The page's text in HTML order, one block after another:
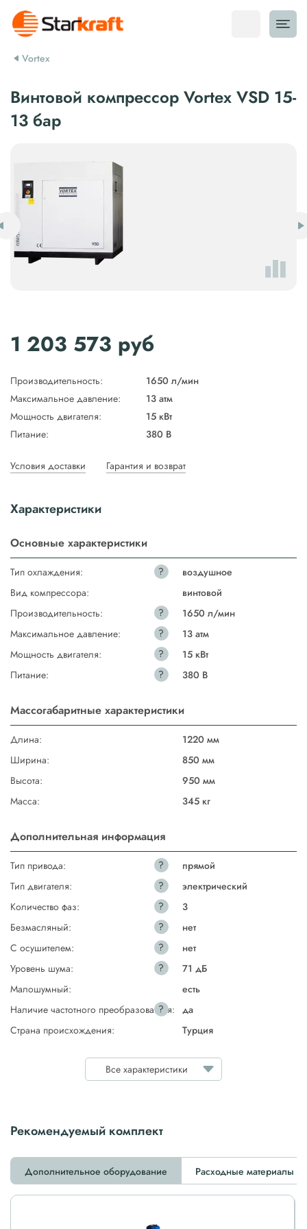
Vortex
Винтовой компрессор Vortex VSD 15-
13 бар
1 203 573 руб
Производительность:
1650 л/мин
Максимальное давление:
13 атм
Мощность двигателя:
15 кВт
Питание:
380 В
Условия доставки Гарантия и возврат
Характеристики
Основные характеристики
Тип охлаждения: ?
воздушное
Вид компрессора:
винтовой
Производительность:
?
1650 л/мин
Максимальное давление:
?
13 атм
Мощность двигателя:
?
15 кВт
Питание:
? 380 В
Массогабаритные характеристики
Длина:
1220 мм
Ширина:
850 мм
Высота:
950 мм
Масса:
345 кг
Дополнительная информация
Тип привода: ?
прямой
Тип двигателя:
?
электрический
Количество фаз:
?
3
Безмасляный:
?
нет
С осушителем:
?
нет
Уровень шума:
?
71 дБ
Малошумный:
есть
Наличие частотного преобразователя:
?
да
Страна происхождения:
Турция
Все характеристики
Рекомендуемый комплект
Дополнительное оборудование Расходные материалы